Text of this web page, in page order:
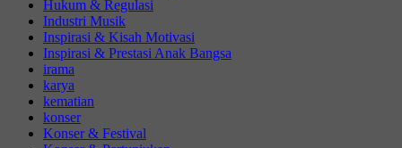
Hukum & Regulasi
Industri Musik
Inspirasi & Kisah Motivasi
Inspirasi & Prestasi Anak Bangsa
irama
karya
kematian
konser
Konser & Festival